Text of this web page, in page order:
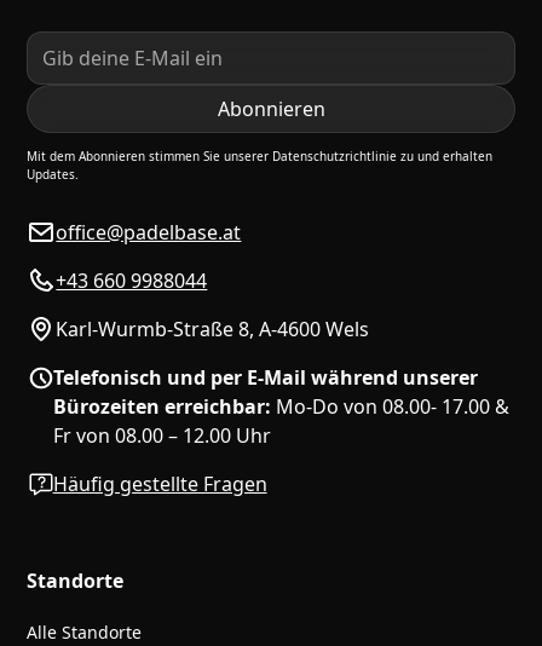
Mit dem Abonnieren stimmen Sie unserer Datenschutzrichtlinie zu und erhalten
Updates.
office@padelbase.at
+43 660 9988044
Karl-Wurmb-Straße 8, A-4600 Wels
Telefonisch und per E-Mail während unserer
Bürozeiten erreichbar: Mo-Do von 08.00- 17.00 &
Fr von 08.00 – 12.00 Uhr
Häufig gestellte Fragen
Standorte
Alle Standorte